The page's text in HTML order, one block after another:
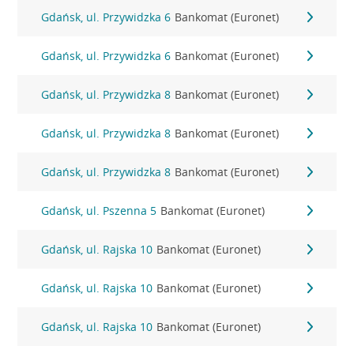
Gdańsk, ul. Przywidzka 6 Bankomat (Euronet)
Gdańsk, ul. Przywidzka 6 Bankomat (Euronet)
Gdańsk, ul. Przywidzka 8 Bankomat (Euronet)
Gdańsk, ul. Przywidzka 8 Bankomat (Euronet)
Gdańsk, ul. Przywidzka 8 Bankomat (Euronet)
Gdańsk, ul. Pszenna 5 Bankomat (Euronet)
Gdańsk, ul. Rajska 10 Bankomat (Euronet)
Gdańsk, ul. Rajska 10 Bankomat (Euronet)
Gdańsk, ul. Rajska 10 Bankomat (Euronet)